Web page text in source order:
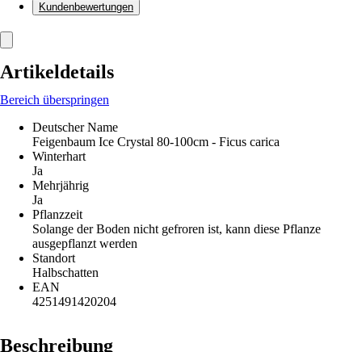
Kundenbewertungen
Artikeldetails
Bereich überspringen
Deutscher Name
Feigenbaum Ice Crystal 80-100cm - Ficus carica
Winterhart
Ja
Mehrjährig
Ja
Pflanzzeit
Solange der Boden nicht gefroren ist, kann diese Pflanze
ausgepflanzt werden
Standort
Halbschatten
EAN
4251491420204
Beschreibung